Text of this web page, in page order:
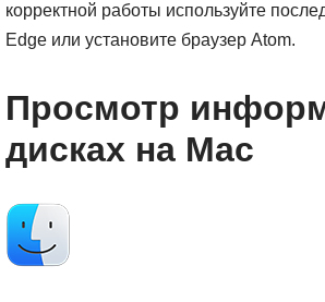
корректной работы используйте
Edge или установите браузер Atom.
Просмотр
дисках на Mac